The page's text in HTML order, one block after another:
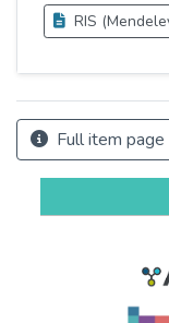
RIS
Full item page